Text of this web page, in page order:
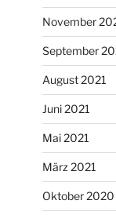
November
September
August 2021
Juni 2021
Mai 2021
März 2021
Oktober 2020